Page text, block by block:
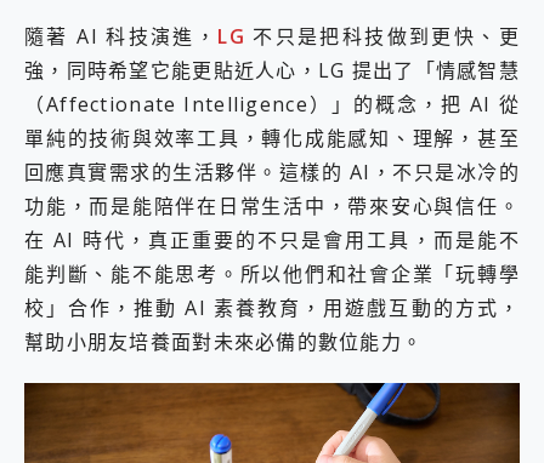
百倍變焦實測~ vivo X200 Pro 與 S25 Ultra 誰能滿足全場景拍攝需求？
超好用的 PLAUD NotePin AI 智慧錄音膠囊~ 您的AI 秘書已上線 每月免費送你 300分鐘轉寫
自帶線的 有線無線都能充 ONPRO MagReact M5 10000mAh 5合1 磁吸無線急速行動電源 開箱 評測
飛利浦 JS7310 ⚡【電急便｜行動儲能救車電源】 可靠的旅行夥伴！帶給您優異的安全性與強大供電效能
是螢幕也是電視! 一機超多用途「MSI微星 Modern MD272UPSW 27型」 4K IPS 輕薄商用智慧聯網螢幕 開箱 評測
您的專屬AI 助手 Yoga Slim 7 Aura Edition 觸控AI筆電 開箱 評測
realme 14 Pro 超硬軍規、冰感變色實測，realme 14 5G 遊戲戰鬥值爆表，效能x娛樂全都要！
iPhone、Apple Watch、AirPods耳機 三個設備充電一起搞定 ONPRO MagReact™ M3 3 in 1可攜摺疊無線充電器 開箱 評測
動靜皆宜「HUAWEI FreeArc」開放式耳掛耳機，無感配戴! 超穩超服貼，音質、通話也很優質
好玩好拍 vivo V50 ~ 口袋裡的 Zeiss 潮流攝影棚!
25種洗烘模式一機搞定! Roborock 衣莉莎白 H1 Neo分子篩洗脫烘 AI 滾筒洗衣機
給 MSI Claw 系列電競掌機 最完美的家 MSI Nest Docking Station 掌機專屬擴充底座 開箱 評測
B&O 精品級音響! Home+ 中嘉寬頻 SoundBox 劇院串流盒 開箱 評測
隨著 AI 科技演進， LG 不只是把科技做到更快、更
強，同時希望它能更貼近人心，LG 提出了「情感智慧
（Affectionate Intelligence）」的概念，把 AI 從
單純的技術與效率工具，轉化成能感知、理解，甚至
回應真實需求的生活夥伴。這樣的 AI，不只是冰冷的
功能，而是能陪伴在日常生活中，帶來安心與信任。
在 AI 時代，真正重要的不只是會用工具，而是能不
能判斷、能不能思考。所以他們和社會企業「玩轉學
校」合作，推動 AI 素養教育，用遊戲互動的方式，
幫助小朋友培養面對未來必備的數位能力。